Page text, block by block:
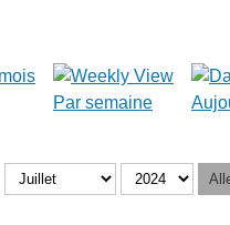
Par semaine